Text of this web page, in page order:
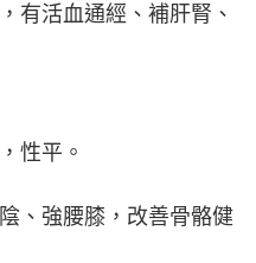
有活血通經、補肝腎、
性平。
、強腰膝，改善骨骼健